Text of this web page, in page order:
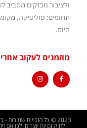
ולציבור מבזקים מסביב
תחומים: פוליטיקה,
היום.
מוזמנים לעקוב
לחוק זכויות יוצרים, לכן